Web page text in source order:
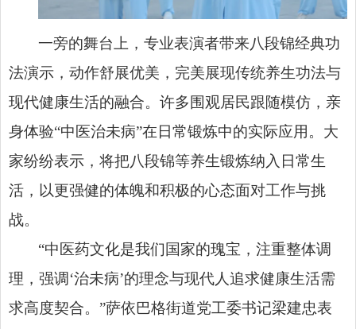
一旁的舞台上，专业表演者带来八段锦经典功
法演示，动作舒展优美，完美展现传统养生功法与
现代健康生活的融合。许多围观居民跟随模仿，亲
身体验“中医治未病”在日常锻炼中的实际应用。大
家纷纷表示，将把八段锦等养生锻炼纳入日常生
活，以更强健的体魄和积极的心态面对工作与挑
战。
“中医药文化是我们国家的瑰宝，注重整体调
理，强调‘治未病’的理念与现代人追求健康生活需
求高度契合。”萨依巴格街道党工委书记梁建忠表